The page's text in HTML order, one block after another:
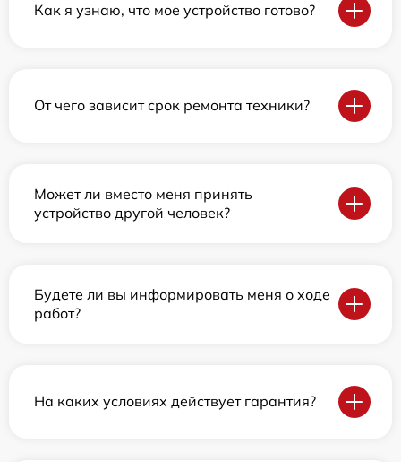
Как я узнаю, что мое устройство готово?
От чего зависит срок ремонта техники?
Может ли вместо меня принять
устройство другой человек?
Будете ли вы информировать меня о ходе
работ?
На каких условиях действует гарантия?